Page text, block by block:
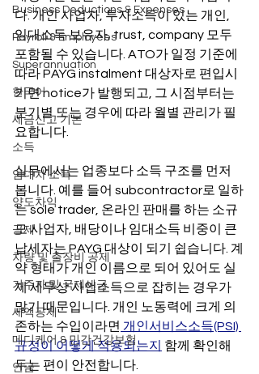
Business Deductions & Expenses
Payroll & Employees
Superannuation
한국어
세금신고 기본
소득
임대차 소득
양도차익
공제
차량 및 출장비 공제
거주자 및 국제세금
세액공제
메디케어 & 민간건강보험
연금
다. 개인 사업자, 투자소득이 있는 개인,
임대소득 보유자, trust, company 모두
포함될 수 있습니다. ATO가 일정 기준에
따라 PAYG instalment 대상자로 편입시
키면 notice가 발행되고, 그 시점부터는
분기별 또는 경우에 따라 월별 관리가 필
요합니다.
실무에서는 업종보다 소득 구조를 먼저
봅니다. 예를 들어 subcontractor로 일하
는 sole trader, 온라인 판매를 하는 소규
모 사업자, 배당이나 임대소득 비중이 큰
납세자는 PAYG 대상이 되기 쉽습니다. 계
약 형태가 개인 이름으로 되어 있어도 실
제 세무상 사업소득으로 잡히는 경우가
많기 때문입니다. 개인 노동력에 크게 의
존하는 수입이라면 개인서비스소득(PSI)
규정이 어떻게 적용되는지
함께 확인해
두는 편이 안전합니다.